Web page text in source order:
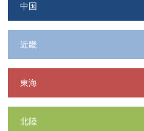
中国
近畿
東海
北陸